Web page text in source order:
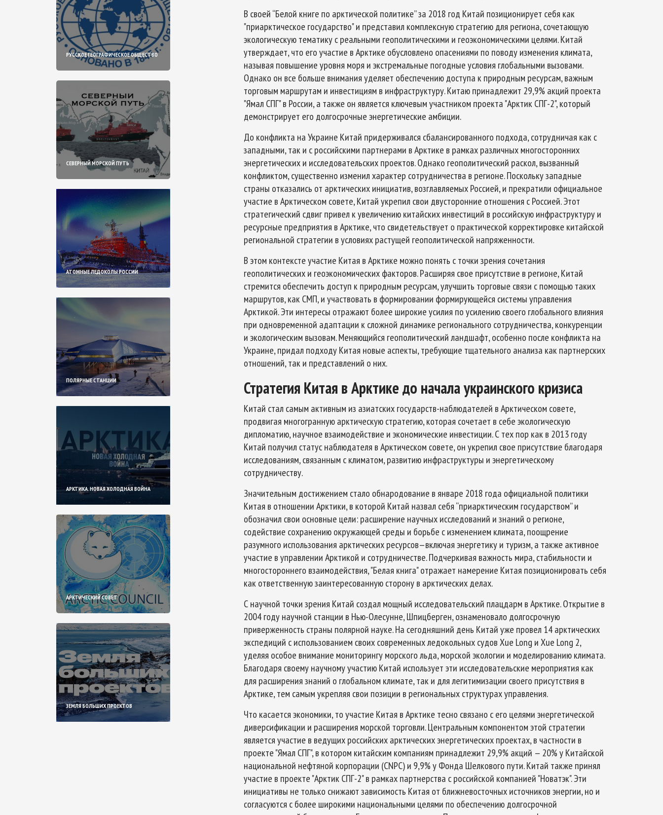
РУССКОЕ ГЕОГРАФИЧЕСКОЕ ОБЩЕСТВО
СЕВЕРНЫЙ МОРСКОЙ ПУТЬ
АТОМНЫЕ ЛЕДОКОЛЫ РОССИИ
ПОЛЯРНЫЕ СТАНЦИИ
АРКТИКА. НОВАЯ ХОЛОДНАЯ ВОЙНА
АРКТИЧЕСКИЙ СОВЕТ
ЗЕМЛЯ БОЛЬШИХ ПРОЕКТОВ
В своей “Белой книге по арктической политике” за 2018 год Китай позиционирует себя как
"приарктическое государство" и представил комплексную стратегию для региона, сочетающую
экологическую тематику с реальными геополитическими и геоэкономическими целями. Китай
утверждает, что его участие в Арктике обусловлено опасениями по поводу изменения климата,
называя повышение уровня моря и экстремальные погодные условия глобальными вызовами.
Однако он все больше внимания уделяет обеспечению доступа к природным ресурсам, важным
торговым маршрутам и инвестициям в инфраструктуру. Китаю принадлежит 29,9% акций проекта
"Ямал СПГ" в России, а также он является ключевым участником проекта "Арктик СПГ-2", который
демонстрирует его долгосрочные энергетические амбиции.
До конфликта на Украине Китай придерживался сбалансированного подхода, сотрудничая как с
западными, так и с российскими партнерами в Арктике в рамках различных многосторонних
энергетических и исследовательских проектов. Однако геополитический раскол, вызванный
конфликтом, существенно изменил характер сотрудничества в регионе. Поскольку западные
страны отказались от арктических инициатив, возглавляемых Россией, и прекратили официальное
участие в Арктическом совете, Китай укрепил свои двусторонние отношения с Россией. Этот
стратегический сдвиг привел к увеличению китайских инвестиций в российскую инфраструктуру и
ресурсные предприятия в Арктике, что свидетельствует о практической корректировке китайской
региональной стратегии в условиях растущей геополитической напряженности.
В этом контексте участие Китая в Арктике можно понять с точки зрения сочетания
геополитических и геоэкономических факторов. Расширяя свое присутствие в регионе, Китай
стремится обеспечить доступ к природным ресурсам, улучшить торговые связи с помощью таких
маршрутов, как СМП, и участвовать в формировании формирующейся системы управления
Арктикой. Эти интересы отражают более широкие усилия по усилению своего глобального влияния
при одновременной адаптации к сложной динамике регионального сотрудничества, конкуренции
и экологическим вызовам. Меняющийся геополитический ландшафт, особенно после конфликта на
Украине, придал подходу Китая новые аспекты, требующие тщательного анализа как партнерских
отношений, так и представлений о них.
Стратегия Китая в Арктике до начала украинского кризиса
Китай стал самым активным из азиатских государств-наблюдателей в Арктическом совете,
продвигая многогранную арктическую стратегию, которая сочетает в себе экологическую
дипломатию, научное взаимодействие и экономические инвестиции. С тех пор как в 2013 году
Китай получил статус наблюдателя в Арктическом совете, он укрепил свое присутствие благодаря
исследованиям, связанным с климатом, развитию инфраструктуры и энергетическому
сотрудничеству.
Значительным достижением стало обнародование в январе 2018 года официальной политики
Китая в отношении Арктики, в которой Китай назвал себя “приарктическим государством” и
обозначил свои основные цели: расширение научных исследований и знаний о регионе,
содействие сохранению окружающей среды и борьбе с изменением климата, поощрение
разумного использования арктических ресурсов—включая энергетику и туризм, а также активное
участие в управлении Арктикой и сотрудничестве. Подчеркивая важность мира, стабильности и
многостороннего взаимодействия, "Белая книга" отражает намерение Китая позиционировать себя
как ответственную заинтересованную сторону в арктических делах.
С научной точки зрения Китай создал мощный исследовательский плацдарм в Арктике. Открытие в
2004 году научной станции в Нью-Олесунне, Шпицберген, ознаменовало долгосрочную
приверженность страны полярной науке. На сегодняшний день Китай уже провел 14 арктических
экспедиций с использованием своих современных ледокольных судов Xue Long и Xue Long 2,
уделяя особое внимание мониторингу морского льда, морской экологии и моделированию климата.
Благодаря своему научному участию Китай использует эти исследовательские мероприятия как
для расширения знаний о глобальном климате, так и для легитимизации своего присутствия в
Арктике, тем самым укрепляя свои позиции в региональных структурах управления.
Что касается экономики, то участие Китая в Арктике тесно связано с его целями энергетической
диверсификации и расширения морской торговли. Центральным компонентом этой стратегии
является участие в ведущих российских арктических энергетических проектах, в частности в
проекте "Ямал СПГ", в котором китайским компаниям принадлежит 29,9% акций — 20% у Китайской
национальной нефтяной корпорации (CNPC) и 9,9% у Фонда Шелкового пути. Китай также принял
участие в проекте "Арктик СПГ-2" в рамках партнерства с российской компанией "Новатэк". Эти
инициативы не только снижают зависимость Китая от ближневосточных источников энергии, но и
согласуются с более широкими национальными целями по обеспечению долгосрочной